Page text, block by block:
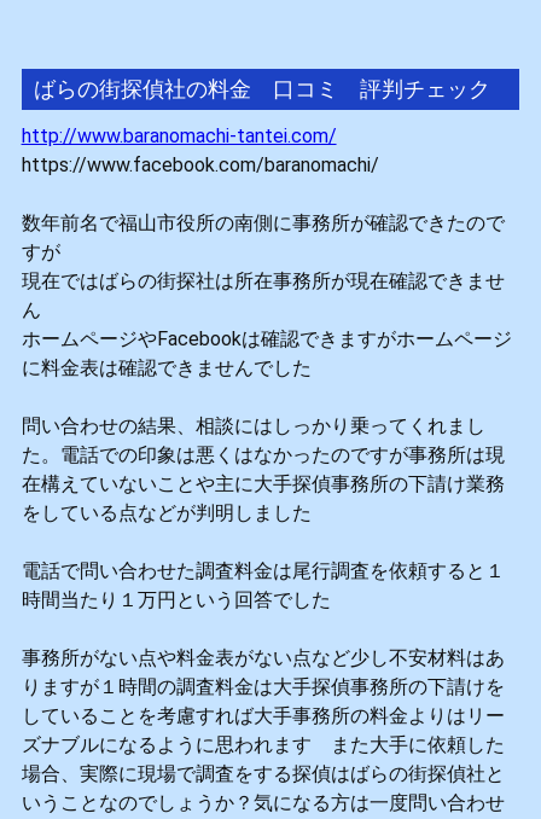
ばらの街探偵社の料金 口コミ 評判チェック
http://www.baranomachi-tantei.com/
https://www.facebook.com/baranomachi/
数年前名で福山市役所の南側に事務所が確認できたので
すが
現在ではばらの街探社は所在事務所が現在確認できませ
ん
ホームページやFacebookは確認できますがホームページ
に料金表は確認できませんでした
問い合わせの結果、相談にはしっかり乗ってくれまし
た。電話での印象は悪くはなかったのですが事務所は現
在構えていないことや主に大手探偵事務所の下請け業務
をしている点などが判明しました
電話で問い合わせた調査料金は尾行調査を依頼すると１
時間当たり１万円という回答でした
事務所がない点や料金表がない点など少し不安材料はあ
りますが１時間の調査料金は大手探偵事務所の下請けを
していることを考慮すれば大手事務所の料金よりはリー
ズナブルになるように思われます また大手に依頼した
場合、実際に現場で調査をする探偵はばらの街探偵社と
いうことなのでしょうか？気になる方は一度問い合わせ